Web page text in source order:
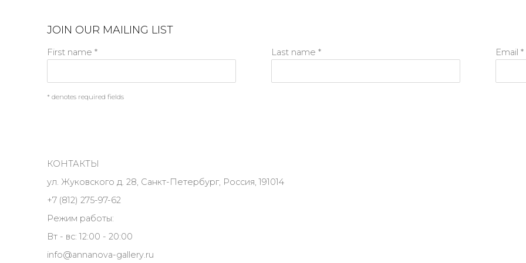
JOIN OUR MAILING LIST
First name * Last name * Email *
* denotes required fields
КОНТАКТЫ
ул. Жуковского д. 28, Санкт-Петербург, Россия, 191014
+7 (812) 275-97-62
Режим работы:
Вт - вс: 12:00 - 20:00
info@annanova-gallery.ru